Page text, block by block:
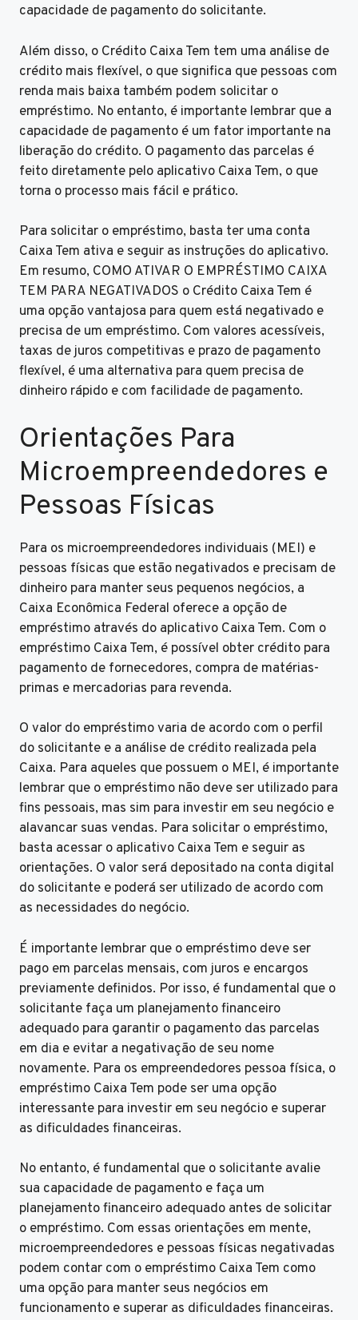
capacidade de pagamento do solicitante.
Além disso, o Crédito Caixa Tem tem uma análise de
crédito mais flexível, o que significa que pessoas com
renda mais baixa também podem solicitar o
empréstimo. No entanto, é importante lembrar que a
capacidade de pagamento é um fator importante na
liberação do crédito. O pagamento das parcelas é
feito diretamente pelo aplicativo Caixa Tem, o que
torna o processo mais fácil e prático.
Para solicitar o empréstimo, basta ter uma conta
Caixa Tem ativa e seguir as instruções do aplicativo.
Em resumo, COMO ATIVAR O EMPRÉSTIMO CAIXA
TEM PARA NEGATIVADOS o Crédito Caixa Tem é
uma opção vantajosa para quem está negativado e
precisa de um empréstimo. Com valores acessíveis,
taxas de juros competitivas e prazo de pagamento
flexível, é uma alternativa para quem precisa de
dinheiro rápido e com facilidade de pagamento.
Orientações Para
Microempreendedores e
Pessoas Físicas
Para os microempreendedores individuais (MEI) e
pessoas físicas que estão negativados e precisam de
dinheiro para manter seus pequenos negócios, a
Caixa Econômica Federal oferece a opção de
empréstimo através do aplicativo Caixa Tem. Com o
empréstimo Caixa Tem, é possível obter crédito para
pagamento de fornecedores, compra de matérias-
primas e mercadorias para revenda.
O valor do empréstimo varia de acordo com o perfil
do solicitante e a análise de crédito realizada pela
Caixa. Para aqueles que possuem o MEI, é importante
lembrar que o empréstimo não deve ser utilizado para
fins pessoais, mas sim para investir em seu negócio e
alavancar suas vendas. Para solicitar o empréstimo,
basta acessar o aplicativo Caixa Tem e seguir as
orientações. O valor será depositado na conta digital
do solicitante e poderá ser utilizado de acordo com
as necessidades do negócio.
É importante lembrar que o empréstimo deve ser
pago em parcelas mensais, com juros e encargos
previamente definidos. Por isso, é fundamental que o
solicitante faça um planejamento financeiro
adequado para garantir o pagamento das parcelas
em dia e evitar a negativação de seu nome
novamente. Para os empreendedores pessoa física, o
empréstimo Caixa Tem pode ser uma opção
interessante para investir em seu negócio e superar
as dificuldades financeiras.
No entanto, é fundamental que o solicitante avalie
sua capacidade de pagamento e faça um
planejamento financeiro adequado antes de solicitar
o empréstimo. Com essas orientações em mente,
microempreendedores e pessoas físicas negativadas
podem contar com o empréstimo Caixa Tem como
uma opção para manter seus negócios em
funcionamento e superar as dificuldades financeiras.